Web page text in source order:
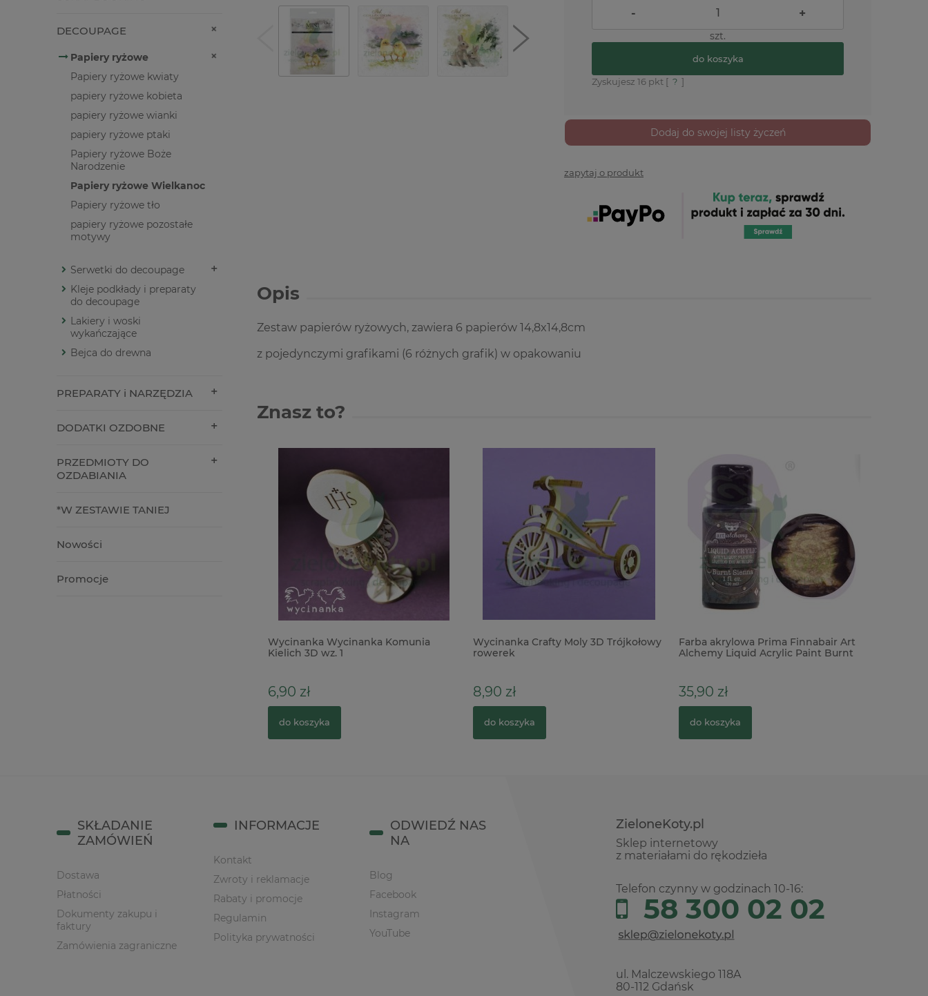
DECOUPAGE
Papiery ryżowe
Papiery ryżowe kwiaty
papiery ryżowe kobieta
papiery ryżowe wianki
papiery ryżowe ptaki
Papiery ryżowe Boże
Narodzenie
Papiery ryżowe Wielkanoc
Papiery ryżowe tło
papiery ryżowe pozostałe
motywy
Serwetki do decoupage
Kleje podkłady i preparaty
do decoupage
Lakiery i woski
wykańczające
Bejca do drewna
PREPARATY i NARZĘDZIA
DODATKI OZDOBNE
PRZEDMIOTY DO
OZDABIANIA
*W ZESTAWIE TANIEJ
Nowości
Promocje
- +
szt.
do koszyka
Zyskujesz 16 pkt [ ? ]
Dodaj do swojej listy życzeń
zapytaj o produkt
Opis
Zestaw papierów ryżowych, zawiera 6 papierów 14,8x14,8cm
z pojedynczymi grafikami (6 różnych grafik) w opakowaniu
Znasz to?
Wycinanka Wycinanka Komunia
Kielich 3D wz. 1
6,90 zł
do koszyka
Wycinanka Crafty Moly 3D Trójkołowy
rowerek
8,90 zł
do koszyka
Farba akrylowa Prima Finnabair Art
Alchemy Liquid Acrylic Paint Burnt
35,90 zł
do koszyka
ZieloneKoty.pl
Sklep internetowy
z materiałami do rękodzieła
Telefon czynny w godzinach 10-16:
58 300 02 02
ul. Malczewskiego 118A
80-112 Gdańsk
SKŁADANIE
ZAMÓWIEŃ
Dostawa
Płatności
Dokumenty zakupu i
faktury
Zamówienia zagraniczne
INFORMACJE
Kontakt
Zwroty i reklamacje
Rabaty i promocje
Regulamin
Polityka prywatności
ODWIEDŹ NAS
NA
Blog
Facebook
Instagram
YouTube